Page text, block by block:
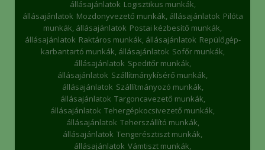
állásajánlatok Logisztikus munkák,
állásajánlatok Mozdonyvezető munkák, állásajánlatok Pilóta
munkák, állásajánlatok Postai kézbesítő munkák,
állásajánlatok Raktáros munkák, állásajánlatok Repülőgép-
karbantartó munkák, állásajánlatok Sofőr munkák,
állásajánlatok Speditőr munkák,
állásajánlatok Szállítmánykísérő munkák,
állásajánlatok Szállítmányozó munkák,
állásajánlatok Targoncavezető munkák,
állásajánlatok Tehergépkocsivezető munkák,
állásajánlatok Teherszállító munkák,
állásajánlatok Tengerésztiszt munkák,
állásajánlatok Vámtiszt munkák,